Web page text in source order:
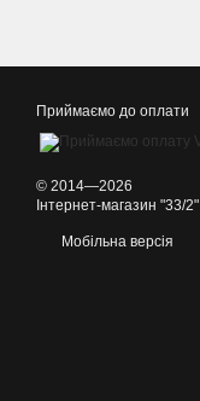
Приймаємо до оплати
© 2014—2026
Інтернет-магазин "33/2"
Мобільна версія